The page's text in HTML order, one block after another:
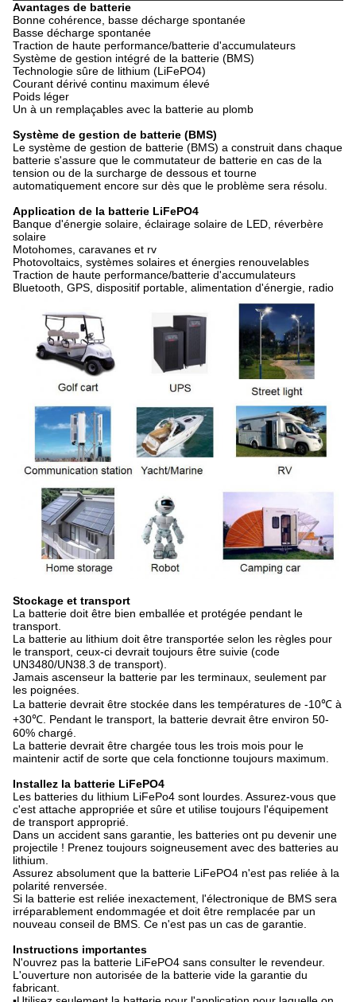
Avantages de batterie
Bonne cohérence, basse décharge spontanée
Basse décharge spontanée
Traction de haute performance/batterie d'accumulateurs
Système de gestion intégré de la batterie (BMS)
Technologie sûre de lithium (LiFePO4)
Courant dérivé continu maximum élevé
Poids léger
Un à un remplaçables avec la batterie au plomb
Système de gestion de batterie (BMS)
Le système de gestion de batterie (BMS) a construit dans chaque
batterie s'assure que le commutateur de batterie en cas de la
tension ou de la surcharge de dessous et tourne
automatiquement encore sur dès que le problème sera résolu.
Application de la batterie LiFePO4
Banque d'énergie solaire, éclairage solaire de LED, réverbère
solaire
Motohomes, caravanes et rv
Photovoltaics, systèmes solaires et énergies renouvelables
Traction de haute performance/batterie d'accumulateurs
Bluetooth, GPS, dispositif portable, alimentation d'énergie, radio
Stockage et transport
La batterie doit être bien emballée et protégée pendant le
transport.
La batterie au lithium doit être transportée selon les règles pour
le transport, ceux-ci devrait toujours être suivie (code
UN3480/UN38.3 de transport).
Jamais ascenseur la batterie par les terminaux, seulement par
les poignées.
La batterie devrait être stockée dans les températures de -10℃ à
+30℃. Pendant le transport, la batterie devrait être environ 50-
60% chargé.
La batterie devrait être chargée tous les trois mois pour le
maintenir actif de sorte que cela fonctionne toujours maximum.
Installez la batterie LiFePO4
Les batteries du lithium LiFePo4 sont lourdes. Assurez-vous que
c'est attache appropriée et sûre et utilise toujours l'équipement
de transport approprié.
Dans un accident sans garantie, les batteries ont pu devenir une
projectile ! Prenez toujours soigneusement avec des batteries au
lithium.
Assurez absolument que la batterie LiFePO4 n'est pas reliée à la
polarité renversée.
Si la batterie est reliée inexactement, l'électronique de BMS sera
irréparablement endommagée et doit être remplacée par un
nouveau conseil de BMS. Ce n'est pas un cas de garantie.
Instructions importantes
N'ouvrez pas la batterie LiFePO4 sans consulter le revendeur.
L'ouverture non autorisée de la batterie vide la garantie du
fabricant.